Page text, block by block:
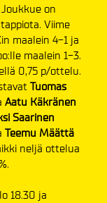
on
Viime
maalein 4-1 ja
maalein 1-3.
0,75 p/ottelu.
Tuomas
Aatu Käkränen
Saarinen
Teemu Määttä
neljä ottelua
18.30 ja